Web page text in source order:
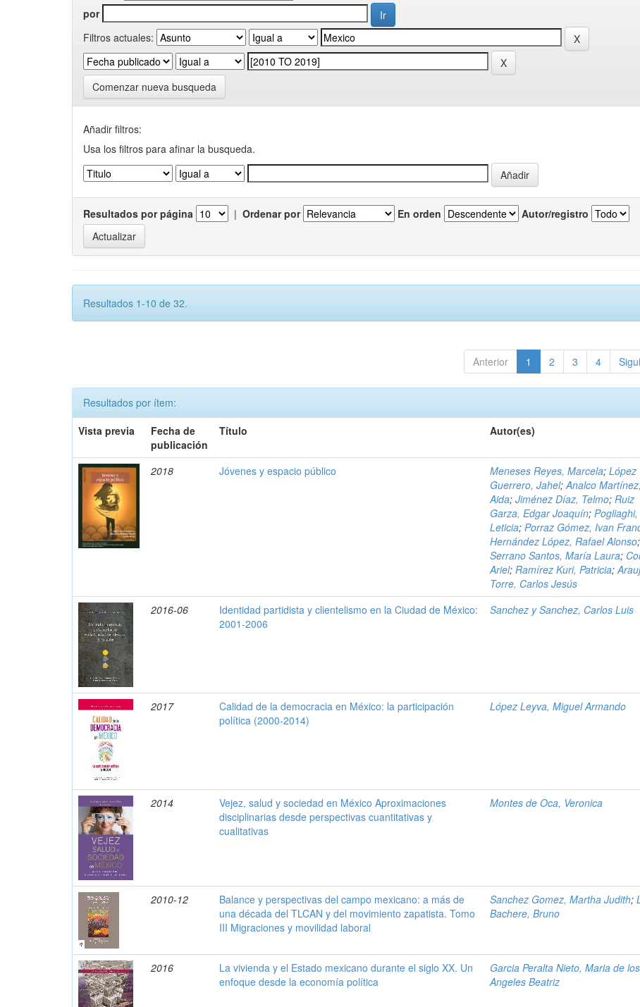
por
Filtros actuales:
Comenzar nueva busqueda
Añadir filtros:
Usa los filtros para afinar la busqueda.
Resultados por página | Ordenar por En orden Autor/registro
Resultados 1-10 de 32.
Anterior 1 2 3 4
Resultados por ítem:
Vista previa
Fecha de
publicación
Título Autor(es)
2018 Jóvenes y espacio público Meneses Reyes, Marcela;López
Guerrero, Jahel;Analco Martínez,
Aida;Jiménez Díaz, Telmo;Ruiz
Garza, Edgar Joaquín;Pogliaghi,
Leticia;Porraz Gómez, Ivan
Hernández López, Rafael Alonso;
Serrano Santos, María Laura;
Ariel;Ramírez Kuri, Patricia;
Torre, Carlos Jesús
2016-06
Identidad partidista y clientelismo en la Ciudad de México:
2001-2006
Sanchez y Sanchez, Carlos Luis
2017
Calidad de la democracia en México: la participación
política (2000-2014)
López Leyva, Miguel Armando
2014
Vejez, salud y sociedad en México Aproximaciones
disciplinarias desde perspectivas cuantitativas y
cualitativas
Montes de Oca, Veronica
2010-12
Balance y perspectivas del campo mexicano: a más de
una década del TLCAN y del movimiento zapatista. Tomo
III Migraciones y movilidad laboral
Sanchez Gomez, Martha Judith;
Bachere, Bruno
2016
La vivienda y el Estado mexicano durante el siglo XX. Un
enfoque desde la economía política
Garcia Peralta Nieto, Maria de los
Angeles Beatriz